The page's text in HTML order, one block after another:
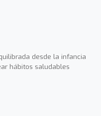
desde la infancia
hábitos saludables